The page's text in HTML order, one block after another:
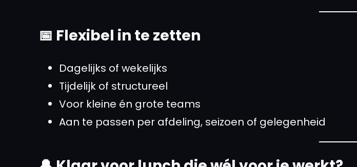
📅 Flexibel in te zetten
Dagelijks of wekelijks
Tijdelijk of structureel
Voor kleine én grote teams
Aan te passen per afdeling, seizoen of gelegenheid